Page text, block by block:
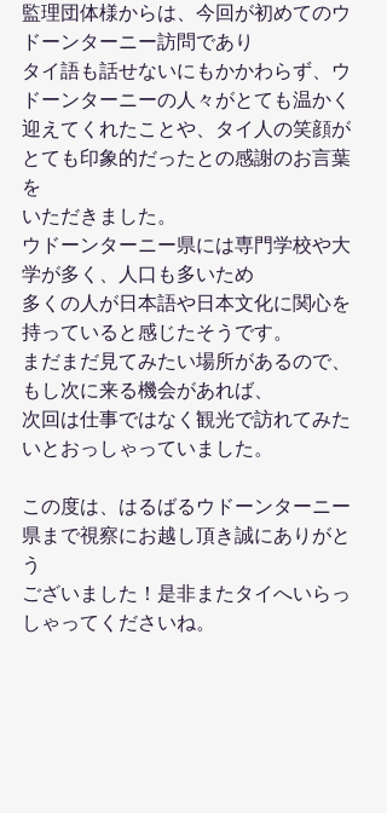
監理団体様からは、今回が初めてのウ
ドーンターニー訪問であり
タイ語も話せないにもかかわらず、ウ
ドーンターニーの人々がとても温かく
迎えてくれたことや、タイ人の笑顔が
とても印象的だったとの感謝のお言葉
を
いただきました。
ウドーンターニー県には専門学校や大
学が多く、人口も多いため
多くの人が日本語や日本文化に関心を
持っていると感じたそうです。
まだまだ見てみたい場所があるので、
もし次に来る機会があれば、
次回は仕事ではなく観光で訪れてみた
いとおっしゃっていました。
この度は、はるばるウドーンターニー
県まで視察にお越し頂き誠にありがと
う
ございました！是非またタイへいらっ
しゃってくださいね。